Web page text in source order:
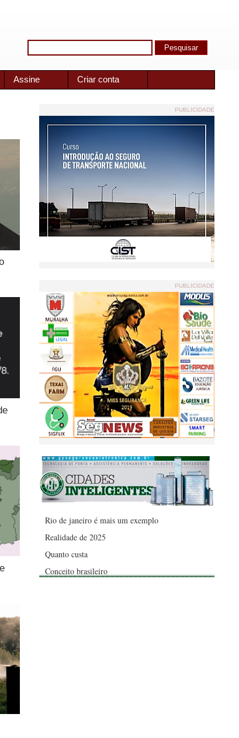
Assine Criar conta
PUBLICIDADE
PUBLICIDADE
Rio de janeiro é mais um exemplo
Realidade de 2025
Quanto custa
Conceito brasileiro